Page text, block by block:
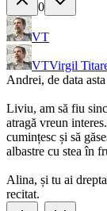
0
VT
VTVirgil
Andrei, de data
Liviu, am să fiu
atragă vreun
cumințesc și să
albastre cu stea în
Alina, și tu ai
recitat.